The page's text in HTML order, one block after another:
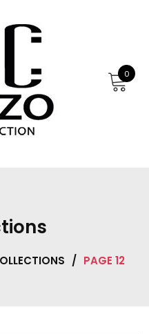
0
/ PAGE 12